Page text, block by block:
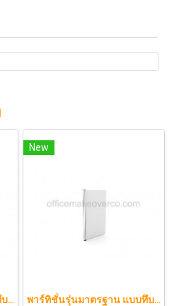
พาร์ทิชั่นรุ่นมาตรฐาน แบบทึบทั้งแผ่น 90 x 160 cm.
New
พาร์ทิชั่นรุ่นมาตรฐาน แบบทึบทั้งแผ่น 90 x 120 cm.